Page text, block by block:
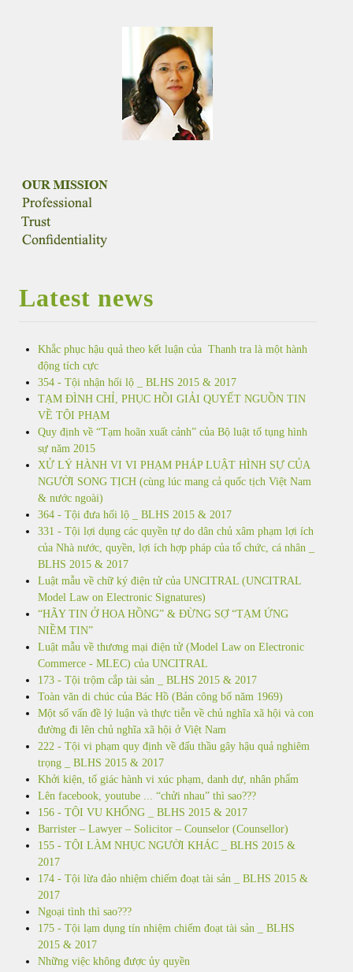
Latest news
Khắc phục hậu quả theo kết luận của Thanh tra là một hành
động tích cực
354 - Tội nhận hối lộ _ BLHS 2015 & 2017
TẠM ĐÌNH CHỈ, PHỤC HỒI GIẢI QUYẾT NGUỒN TIN
VỀ TỘI PHẠM
Quy định về “Tạm hoãn xuất cảnh” của Bộ luật tố tụng hình
sự năm 2015
XỬ LÝ HÀNH VI VI PHẠM PHÁP LUẬT HÌNH SỰ CỦA
NGƯỜI SONG TỊCH (cùng lúc mang cả quốc tịch Việt Nam
& nước ngoài)
364 - Tội đưa hối lộ _ BLHS 2015 & 2017
331 - Tội lợi dụng các quyền tự do dân chủ xâm phạm lợi ích
của Nhà nước, quyền, lợi ích hợp pháp của tổ chức, cá nhân _
BLHS 2015 & 2017
Luật mẫu về chữ ký điện tử của UNCITRAL (UNCITRAL
Model Law on Electronic Signatures)
“HÃY TIN Ở HOA HỒNG” & ĐỪNG SỢ “TẠM ỨNG
NIỀM TIN”
Luật mẫu về thương mại điện tử (Model Law on Electronic
Commerce - MLEC) của UNCITRAL
173 - Tội trộm cắp tài sản _ BLHS 2015 & 2017
Toàn văn di chúc của Bác Hồ (Bản công bố năm 1969)
Một số vấn đề lý luận và thực tiễn về chủ nghĩa xã hội và con
đường đi lên chủ nghĩa xã hội ở Việt Nam
222 - Tội vi phạm quy định về đấu thầu gây hậu quả nghiêm
trọng _ BLHS 2015 & 2017
Khởi kiện, tố giác hành vi xúc phạm, danh dự, nhân phẩm
Lên facebook, youtube ... “chửi nhau” thì sao???
156 - TỘI VU KHỐNG _ BLHS 2015 & 2017
Barrister – Lawyer – Solicitor – Counselor (Counsellor)
155 - TỘI LÀM NHỤC NGƯỜI KHÁC _ BLHS 2015 &
2017
174 - Tội lừa đảo nhiệm chiếm đoạt tài sản _ BLHS 2015 &
2017
Ngoại tình thì sao???
175 - Tội lạm dụng tín nhiệm chiếm đoạt tài sản _ BLHS
2015 & 2017
Những việc không được ủy quyền